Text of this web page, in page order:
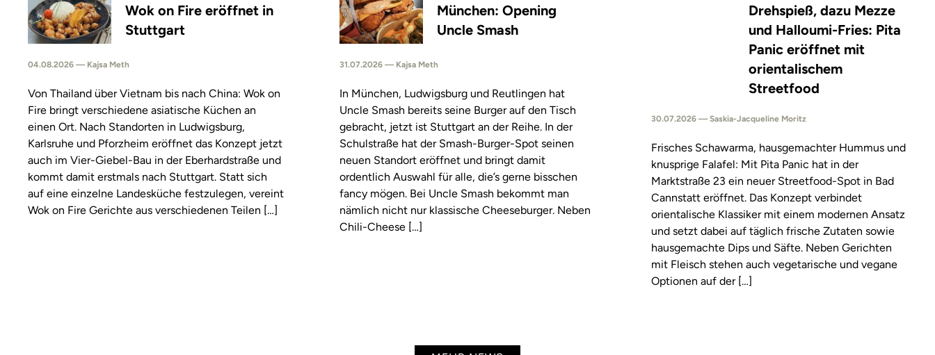
Wok on Fire eröffnet in
Stuttgart
04.08.2026 — Kajsa Meth
Von Thailand über Vietnam bis nach China: Wok on
Fire bringt verschiedene asiatische Küchen an
einen Ort. Nach Standorten in Ludwigsburg,
Karlsruhe und Pforzheim eröffnet das Konzept jetzt
auch im Vier-Giebel-Bau in der Eberhardstraße und
kommt damit erstmals nach Stuttgart. Statt sich
auf eine einzelne Landesküche festzulegen, vereint
Wok on Fire Gerichte aus verschiedenen Teilen […]
München: Opening
Uncle Smash
31.07.2026 — Kajsa Meth
In München, Ludwigsburg und Reutlingen hat
Uncle Smash bereits seine Burger auf den Tisch
gebracht, jetzt ist Stuttgart an der Reihe. In der
Schulstraße hat der Smash-Burger-Spot seinen
neuen Standort eröffnet und bringt damit
ordentlich Auswahl für alle, die’s gerne bisschen
fancy mögen. Bei Uncle Smash bekommt man
nämlich nicht nur klassische Cheeseburger. Neben
Chili-Cheese […]
Drehspieß, dazu Mezze
und Halloumi-Fries: Pita
Panic eröffnet mit
orientalischem
Streetfood
30.07.2026 — Saskia-Jacqueline Moritz
Frisches Schawarma, hausgemachter Hummus und
knusprige Falafel: Mit Pita Panic hat in der
Marktstraße 23 ein neuer Streetfood-Spot in Bad
Cannstatt eröffnet. Das Konzept verbindet
orientalische Klassiker mit einem modernen Ansatz
und setzt dabei auf täglich frische Zutaten sowie
hausgemachte Dips und Säfte. Neben Gerichten
mit Fleisch stehen auch vegetarische und vegane
Optionen auf der […]